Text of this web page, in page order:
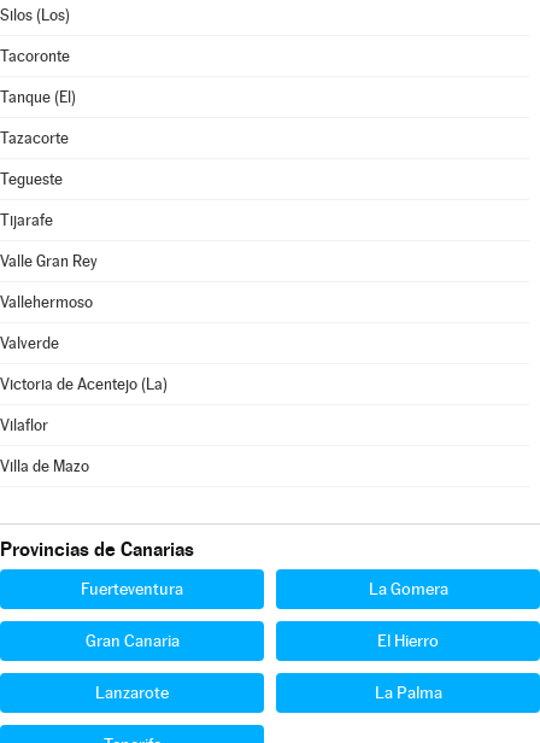
Silos (Los)
Tacoronte
Tanque (El)
Tazacorte
Tegueste
Tijarafe
Valle Gran Rey
Vallehermoso
Valverde
Victoria de Acentejo (La)
Vilaflor
Villa de Mazo
Provincias de Canarias
Fuerteventura La Gomera
Gran Canaria El Hierro
Lanzarote La Palma